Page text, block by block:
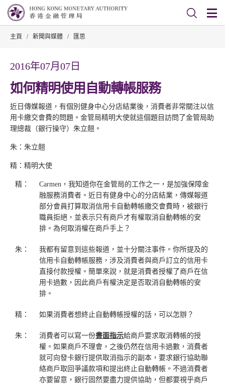
主頁 / 新聞與媒體 / 匯思
2016年07月07日
如何精明使用自動轉帳服務
近日傳媒報道，有個別健身中心分店結業後，消費者非常關注以信
用卡繳交會費的問題。金管局精明大使就這個題目訪問了金管局助
理總裁（銀行操守）朱立翹。
朱：朱立翹
精：精明大使
精：
Carmen，我知道你在金管局的工作之一，是加強保障金
融服務消費者。近日有健身中心的分店結業，傳媒報道
部分會員打算取消信用卡自動轉帳繳交會費時，被銀行
職員拒絕，並表示只有商戶才有權取消自動轉帳的安
排。為何取消權在商戶手上？
朱：
我都有留意到這些報道，並十分關注事件。你所提及的
信用卡自動轉帳服務，涉及消費者與商戶訂立的信用卡
直接付款授權。簡單來說，就是消費者授權了商戶在信
用卡過數，因此商戶有權決定是否取消自動轉帳的安
排。
精： 如果消費者想終止自動轉帳授權的話，可以怎辦？
朱： 消費者可以寫一份書面指示給商戶要求取消轉帳的授
權。如果商戶不理會，之後仍然在信用卡過數，消費者
就可向發卡銀行提供取消指示的副本，要求銀行協助聯
絡商戶取回爭議款項和提出終止自動轉帳。不過消費者
亦要留意，銀行固然要盡力提供協助，但都要視乎商戶